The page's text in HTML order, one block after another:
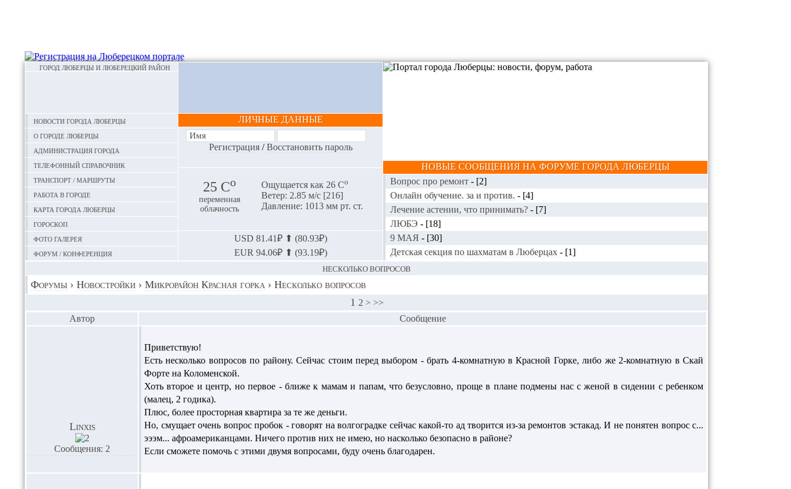
ГОРОД ЛЮБЕРЦЫ И ЛЮБЕРЕЦКИЙ РАЙОН
Новости города Люберцы
О городе Люберцы
Администрация города
Телефонный справочник
Транспорт / маршруты
Работа в городе
Карта города Люберцы
Гороскоп
Фото галерея
Форум / конференция
ЛИЧНЫЕ ДАННЫЕ
Регистрация/Восстановить пароль
25 Сo
переменная
облачность
Ощущается как 26 Сo
Ветер: 2.85 м/с [216]
Давление: 1013 мм рт. ст.
USD 81.41₽ ⬆ (80.93₽)
EUR 94.06₽ ⬆ (93.19₽)
НОВЫЕ СООБЩЕНИЯ НА ФОРУМЕ ГОРОДА ЛЮБЕРЦЫ
Вопрос про ремонт - [2]
Онлайн обучение. за и против. - [4]
Лечение астении, что принимать? - [7]
ЛЮБЭ - [18]
9 МАЯ - [30]
Детская секция по шахматам в Люберцах - [1]
НЕСКОЛЬКО ВОПРОСОВ
Форумы › Новостройки › Микрорайон Красная горка› Несколько вопросов
1 2 > >>
Автор
Сообщение
Linxis
Сообщения: 2
Приветствую!
Есть несколько вопросов по району. Сейчас стоим перед выбором - брать 4-комнатную в Красной Горке, либо же 2-комнатную в Скай
Форте на Коломенской.
Хоть второе и центр, но первое - ближе к мамам и папам, что безусловно, проще в плане подмены нас с женой в сидении с ребенком
(малец, 2 годика).
Плюс, более просторная квартира за те же деньги.
Но, смущает очень вопрос пробок - говорят на волгоградке сейчас какой-то ад творится из-за ремонтов эстакад. И не понятен вопрос с...
эээм... афроамериканцами. Ничего против них не имею, но насколько безопасно в районе?
Если сможете помочь с этими двумя вопросами, буду очень благодарен.